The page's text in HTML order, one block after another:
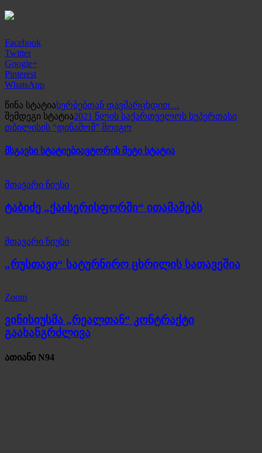
Facebook
Twitter
Google+
Pinterest
WhatsApp
წინა სტატიასერბებთან დავმარცხდით…
შემდეგი სტატია2021 წლის საქართველოს სუპერთასი
თბილისის “დინამომ” მოიგო
მსგავსი სტატიებიავტორის მეტი სტატია
მთავარი ნიუსი
ტაბიძე „ქაისერისფორში“ ითამაშებს
მთავარი ნიუსი
„რუსთავი“ სატურნირო ცხრილის სათავეშია
Zoom
ვინისიუსმა „რეალთან“ კონტრაქტი
გაახანგრძლივა
ათიანი N94